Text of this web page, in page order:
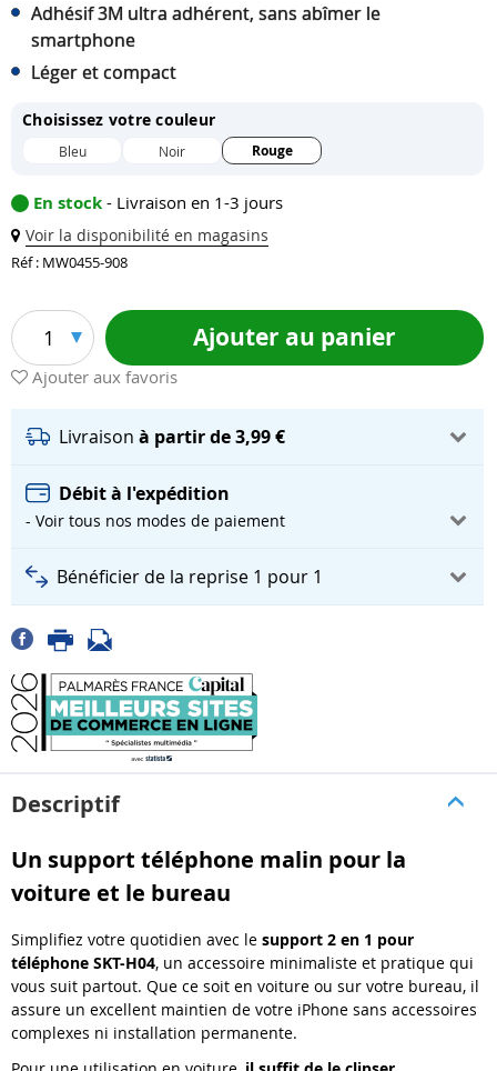
Adhésif 3M ultra adhérent, sans abîmer le
smartphone
Léger et compact
Choisissez votre couleur
Bleu Noir Rouge
En stock - Livraison en 1-3 jours
Voir la disponibilité en magasins
Réf : MW0455-908
1 Ajouter au panier
Ajouter aux favoris
Livraison à partir de 3,99 €
Débit à l'expédition
- Voir tous nos modes de paiement
Bénéficier de la reprise 1 pour 1
Descriptif
Un support téléphone malin pour la
voiture et le bureau
Simplifiez votre quotidien avec le support 2 en 1 pour
téléphone SKT-H04, un accessoire minimaliste et pratique qui
vous suit partout. Que ce soit en voiture ou sur votre bureau, il
assure un excellent maintien de votre iPhone sans accessoires
complexes ni installation permanente.